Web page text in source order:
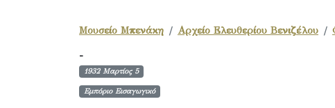
Μουσείο Μπενάκη Αρχείο Ελευθερίου Βενιζέλου
-
1932 Μαρτίος 5
Εμπόριο Εισαγωγικό